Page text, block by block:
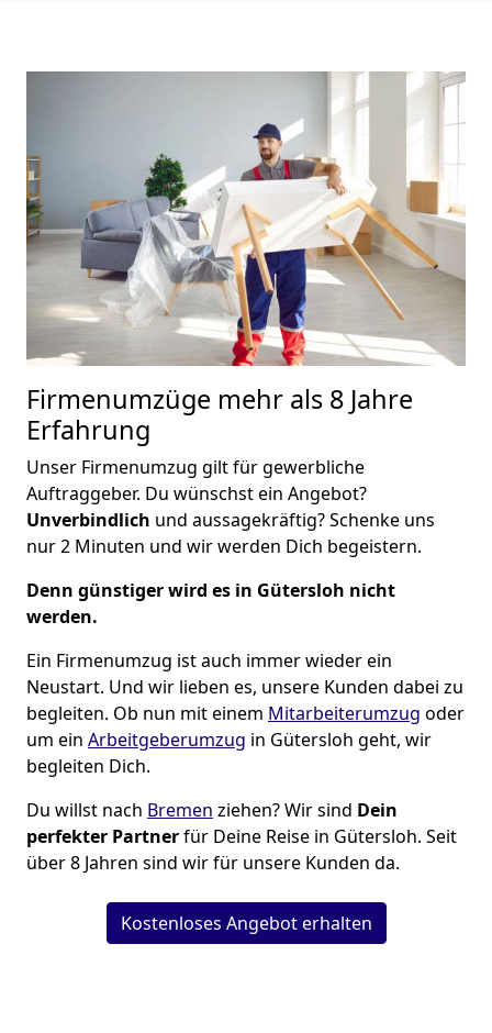
Firmenumzüge mehr als 8 Jahre
Erfahrung
Unser Firmenumzug gilt für gewerbliche
Auftraggeber. Du wünschst ein Angebot?
Unverbindlich und aussagekräftig? Schenke uns
nur 2 Minuten und wir werden Dich begeistern.
Denn günstiger wird es in Gütersloh nicht
werden.
Ein Firmenumzug ist auch immer wieder ein
Neustart. Und wir lieben es, unsere Kunden dabei zu
begleiten. Ob nun mit einem Mitarbeiterumzug oder
um ein Arbeitgeberumzug in Gütersloh geht, wir
begleiten Dich.
Du willst nach Bremen ziehen? Wir sind Dein
perfekter Partnerfür Deine Reise in Gütersloh. Seit
über 8 Jahren sind wir für unsere Kunden da.
Kostenloses Angebot erhalten